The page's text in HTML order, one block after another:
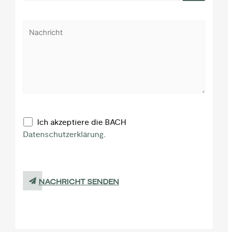
Ich akzeptiere die BACH
Datenschutzerklärung.
NACHRICHT SENDEN